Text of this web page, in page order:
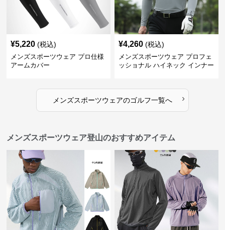
¥5,220 (税込)
メンズスポーツウェア プロ仕様
アームカバー
¥4,260 (税込)
メンズスポーツウェア プロフェ
ッショナル ハイネック インナー
メンズスポーツウェアのゴルフ一覧へ ›
メンズスポーツウェア登山のおすすめアイテム